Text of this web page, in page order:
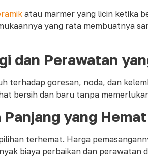
atau marmer yang licin ketika
yang rata membuatnya
dan Perawatan
terhadap goresan, noda, dan
bersih dan baru tanpa
yang
terhemat. Harga
biaya perbaikan dan